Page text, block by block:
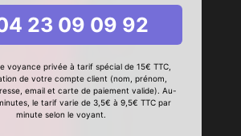
23 09 09 92
voyance privée à tarif spécial de 15€ TTC,
de votre compte client (nom, prénom,
email et carte de paiement valide). Au-
le tarif varie de 3,5€ à 9,5€ TTC par
minute selon le voyant.